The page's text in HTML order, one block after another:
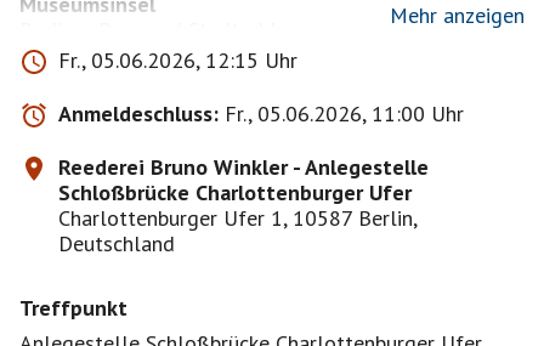
Humboldthafen
* Westhafen
Fahrterklärung vom Band.
Mit luftigen Sonnenplätzen und bequemen
Mehr anzeigen
Fr., 05.06.2026, 12:15 Uhr
Anmeldeschluss: Fr., 05.06.2026, 11:00 Uhr
Reederei Bruno Winkler - Anlegestelle
Schloßbrücke Charlottenburger Ufer
Charlottenburger Ufer 1, 10587 Berlin,
Deutschland
Treffpunkt